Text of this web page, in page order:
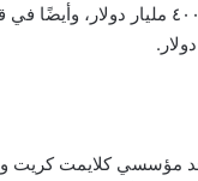
كريت فرصة واعدة في سوق مواد البناء العالمية